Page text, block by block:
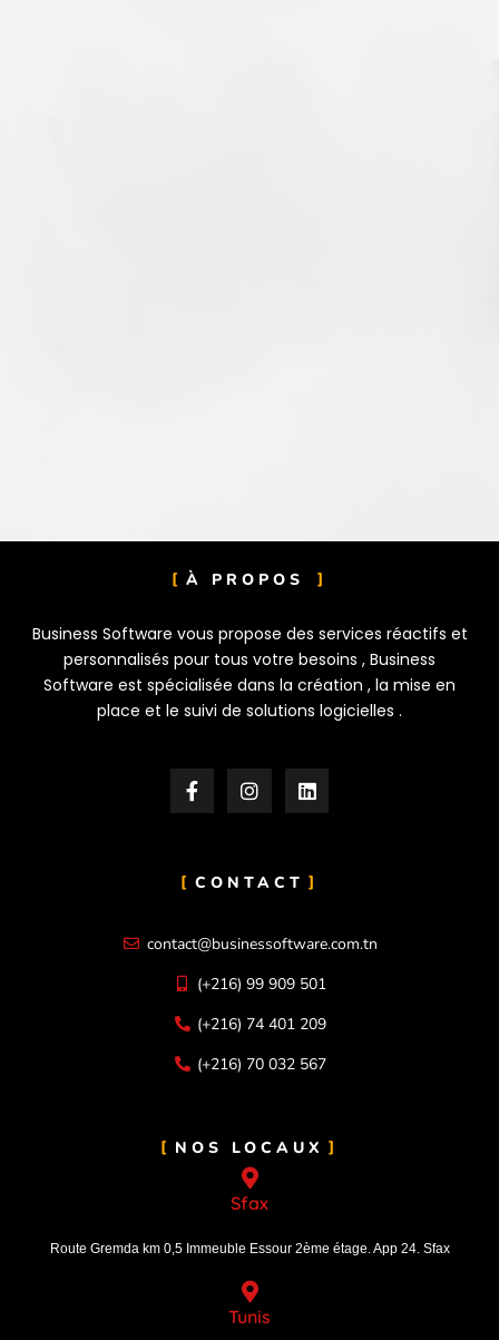
À PROPOS
Business Software vous propose des services réactifs et
personnalisés pour tous votre besoins , Business
Software est spécialisée dans la création , la mise en
place et le suivi de solutions logicielles .
CONTACT
contact@businessoftware.com.tn
(+216) 99 909 501
(+216) 74 401 209
(+216) 70 032 567
NOS LOCAUX
Sfax
Route Gremda km 0,5 Immeuble Essour 2ème étage. App 24. Sfax
Tunis